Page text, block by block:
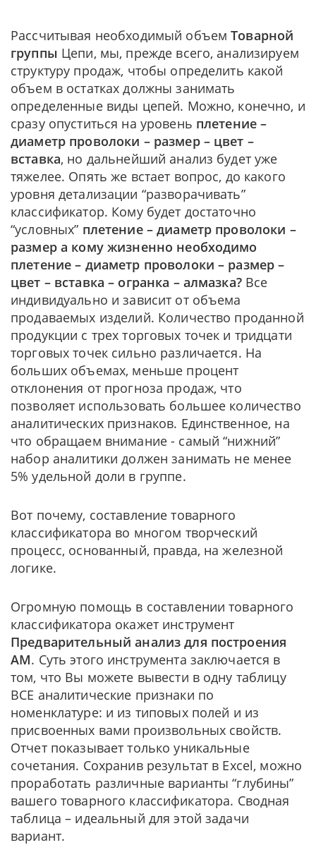
Рассчитывая необходимый объемТоварной
группы Цепи, мы, прежде всего, анализируем
структуру продаж, чтобы определить какой
объем в остатках должны занимать
определенные виды цепей. Можно, конечно, и
сразу опуститься на уровень плетение –
диаметр проволоки – размер – цвет –
вставка, но дальнейший анализ будет уже
тяжелее. Опять же встает вопрос, до какого
уровня детализации “разворачивать”
классификатор. Кому будет достаточно
“условных” плетение – диаметр проволоки –
размер а кому жизненно необходимо
плетение – диаметр проволоки – размер –
цвет – вставка – огранка – алмазка?Все
индивидуально и зависит от объема
продаваемых изделий. Количество проданной
продукции с трех торговых точек и тридцати
торговых точек сильно различается. На
больших объемах, меньше процент
отклонения от прогноза продаж, что
позволяет использовать большее количество
аналитических признаков. Единственное, на
что обращаем внимание - самый “нижний”
набор аналитики должен занимать не менее
5% удельной доли в группе.
Вот почему, составление товарного
классификатора во многом творческий
процесс, основанный, правда, на железной
логике.
Огромную помощь в составлении товарного
классификатора окажет инструмент
Предварительный анализ для построения
АМ. Суть этого инструмента заключается в
том, что Вы можете вывести в одну таблицу
ВСЕ аналитические признаки по
номенклатуре: и из типовых полей и из
присвоенных вами произвольных свойств.
Отчет показывает только уникальные
сочетания. Сохранив результат в Excel, можно
проработать различные варианты “глубины”
вашего товарного классификатора. Сводная
таблица – идеальный для этой задачи
вариант.